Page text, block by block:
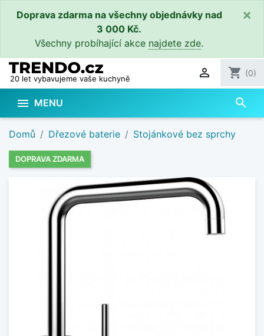
Doprava zdarma na všechny objednávky nad
3 000 Kč.
Všechny probíhající akce najdete zde.
×
20 let vybavujeme vaše kuchyně  shopping_cart (0)
 MENU search
Domů Dřezové baterie Stojánkové bez sprchy
DOPRAVA ZDARMA